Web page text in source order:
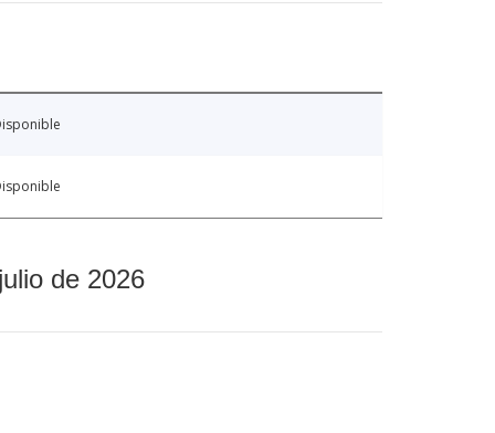
de 2026